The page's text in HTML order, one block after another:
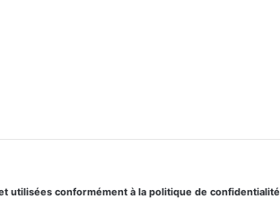
utilisées conformément à la politique de confidentialité